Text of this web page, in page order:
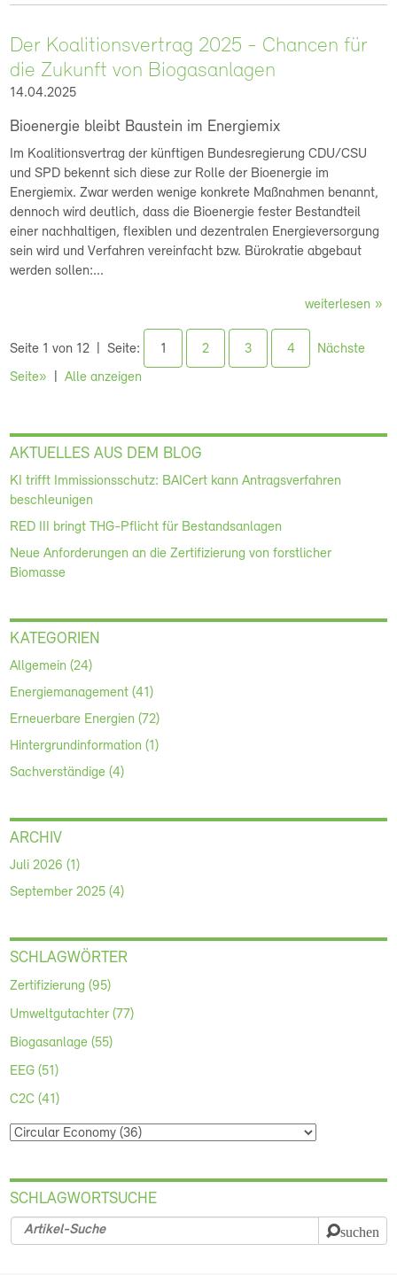
Der Koalitionsvertrag 2025 - Chancen für
die Zukunft von Biogasanlagen
14.04.2025
Bioenergie bleibt Baustein im Energiemix
Im Koalitionsvertrag der künftigen Bundesregierung CDU/CSU
und SPD bekennt sich diese zur Rolle der Bioenergie im
Energiemix. Zwar werden wenige konkrete Maßnahmen benannt,
dennoch wird deutlich, dass die Bioenergie fester Bestandteil
einer nachhaltigen, flexiblen und dezentralen Energieversorgung
sein wird und Verfahren vereinfacht bzw. Bürokratie abgebaut
werden sollen:...
weiterlesen
Seite 1 von 12 Seite: 1 2 3 4
Nächste
Seite»
Alle anzeigen
AKTUELLES AUS DEM BLOG
KI trifft Immissionsschutz: BAICert kann Antragsverfahren
beschleunigen
RED III bringt THG-Pflicht für Bestandsanlagen
Neue Anforderungen an die Zertifizierung von forstlicher
Biomasse
KATEGORIEN
Allgemein (24)
Energiemanagement (41)
Erneuerbare Energien (72)
Hintergrundinformation (1)
Sachverständige (4)
ARCHIV
Juli 2026 (1)
September 2025 (4)
SCHLAGWÖRTER
Zertifizierung (95)
Umweltgutachter (77)
Biogasanlage (55)
EEG (51)
C2C (41)
SCHLAGWORTSUCHE
suchen